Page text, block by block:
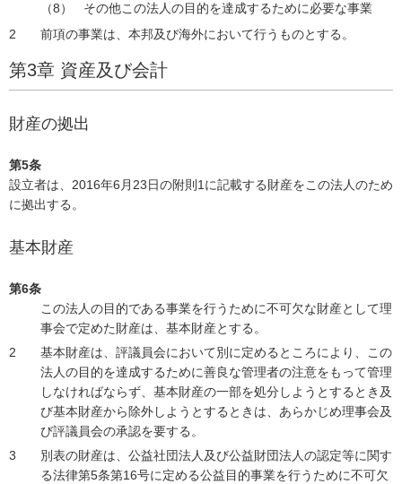
その他この法人の目的を達成するために必要な事業
前項の事業は、本邦及び海外において行うものとする。
第3章 資産及び会計
財産の拠出
第5条
設立者は、2016年6月23日の附則1に記載する財産をこの法人のため
に拠出する。
基本財産
第6条
この法人の目的である事業を行うために不可欠な財産として理
事会で定めた財産は、基本財産とする。
基本財産は、評議員会において別に定めるところにより、この
法人の目的を達成するために善良な管理者の注意をもって管理
しなければならず、基本財産の一部を処分しようとするとき及
び基本財産から除外しようとするときは、あらかじめ理事会及
び評議員会の承認を要する。
別表の財産は、公益社団法人及び公益財団法人の認定等に関す
る法律第5条第16号に定める公益目的事業を行うために不可欠